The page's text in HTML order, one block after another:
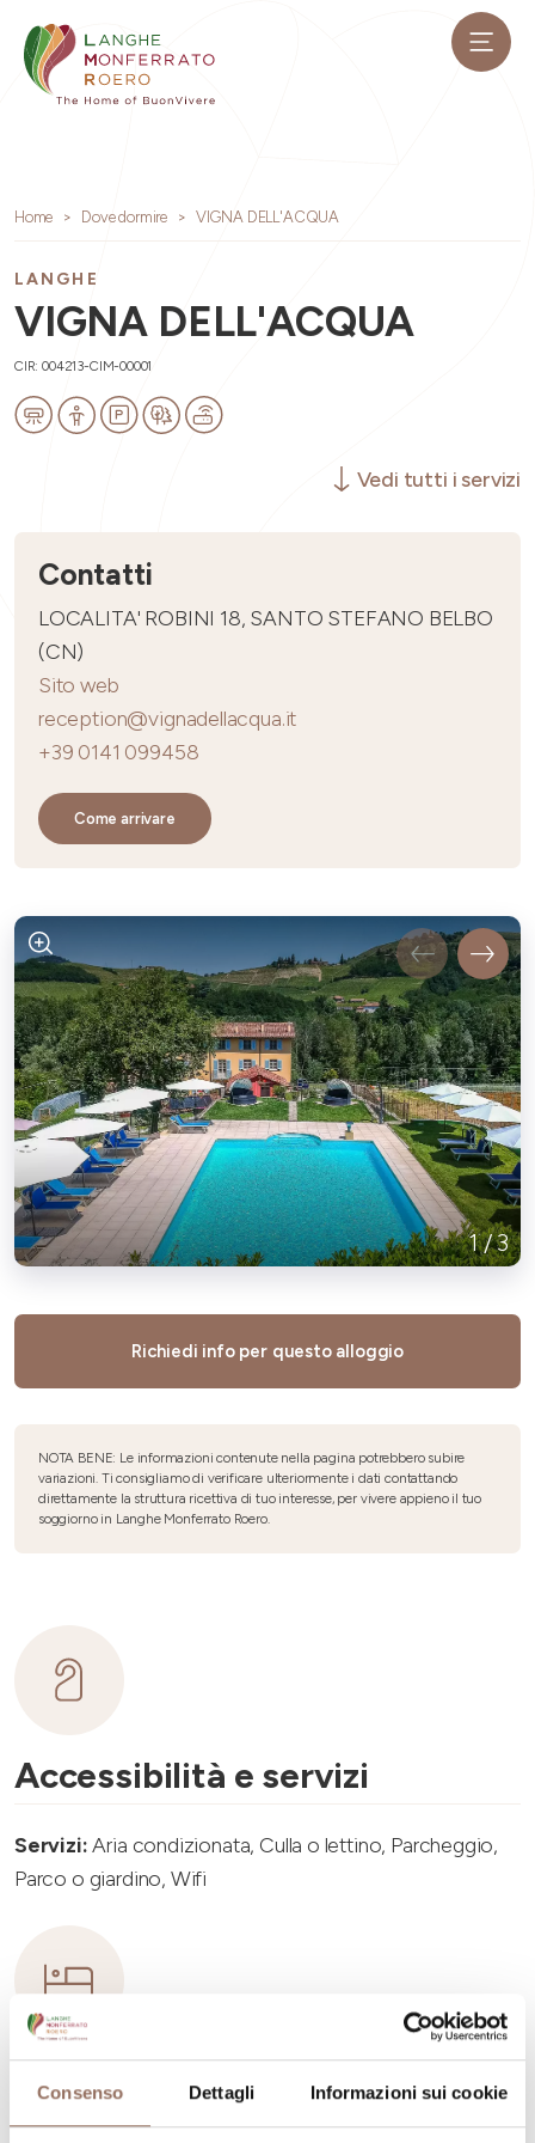
Consenso Dettagli Informazioni sui cookie
Home Dove dormire VIGNA DELL'ACQUA
LANGHE
VIGNA DELL'ACQUA
CIR: 004213-CIM-00001
Vedi tutti i servizi
Contatti
LOCALITA' ROBINI 18, SANTO STEFANO BELBO
(CN)
Sito web
reception@vignadellacqua.it
+39 0141 099458
Come arrivare
1/3
Richiedi info per questo alloggio
NOTA BENE: Le informazioni contenute nella pagina potrebbero subire
variazioni. Ti consigliamo di verificare ulteriormente i dati contattando
direttamente la struttura ricettiva di tuo interesse, per vivere appieno il tuo
soggiorno in Langhe Monferrato Roero.
Accessibilità e servizi
Servizi:Aria condizionata, Culla o lettino, Parcheggio,
Parco o giardino, Wifi
Capacità ricettiva